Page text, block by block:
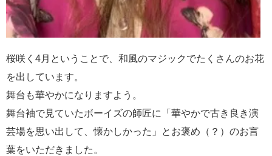
桜咲く4月ということで、和風のマジックでたくさんのお花
を出しています。
舞台も華やかになりますよう。
舞台袖で見ていたボーイズの師匠に「華やかで古き良き演
芸場を思い出して、懐かしかった」とお褒め（？）のお言
葉をいただきました。